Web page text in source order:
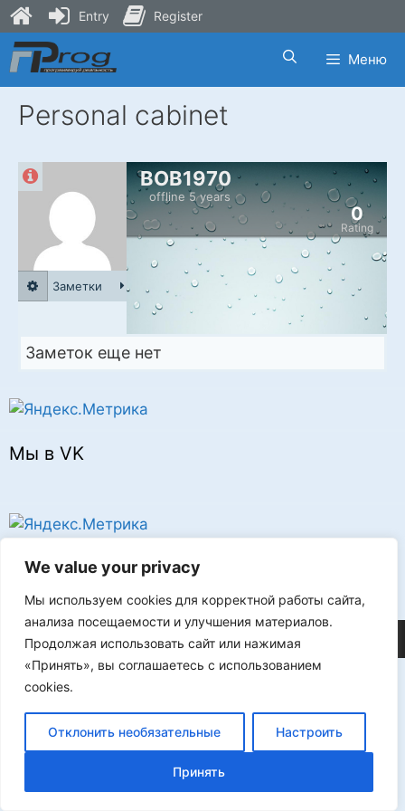
We value your privacy
Мы используем cookies для корректной работы сайта,
анализа посещаемости и улучшения материалов.
Продолжая использовать сайт или нажимая
«Принять», вы соглашаетесь с использованием
cookies.
Отклонить необязательные Настроить
Принять
Skip
to
content
Меню
Personal cabinet
BOB1970
offline 5 years
Rating
0
Заметки
Заметок еще нет
Мы в VK
Реклама
©2026 FLProg
Entry Register